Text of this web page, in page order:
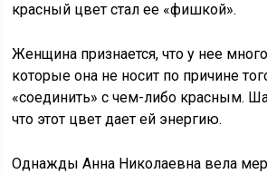
красный цвет стал ее «фишкой».
Женщина признается, что у нее
которые она не носит по причине
«соединить» с чем-либо красным.
что этот цвет дает ей энергию.
Однажды Анна Николаевна вела